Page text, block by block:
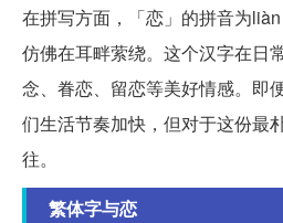
在拼写方面，「恋」的拼音为
仿佛在耳畔萦绕。这个汉字在日
念、眷恋、留恋等美好情感。即
们生活节奏加快，但对于这份最
往。
繁体字与恋